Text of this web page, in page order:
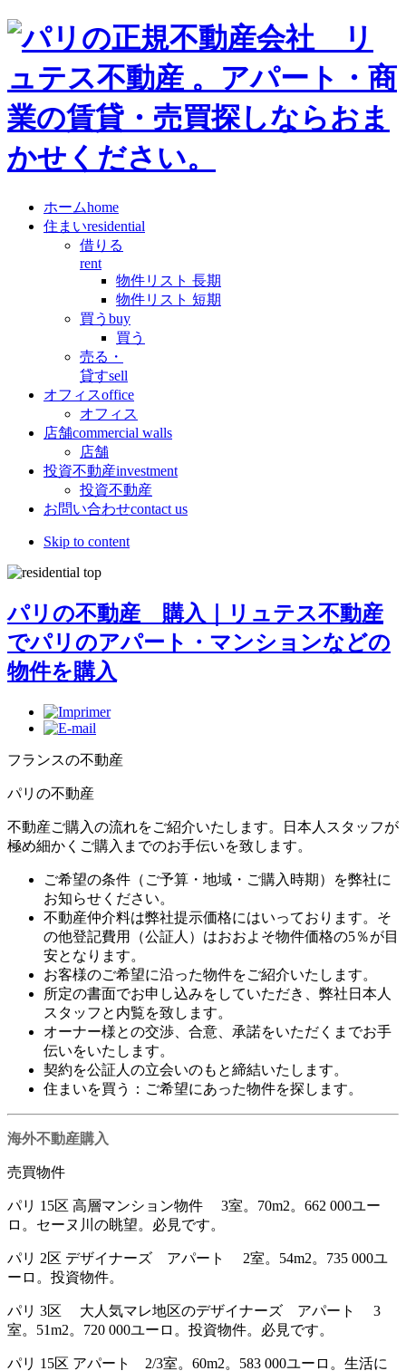
ホームhome
住まいresidential
借りる
rent
物件リスト 長期
物件リスト 短期
買う buy
買う
売る・
貸すsell
オフィスoffice
オフィス
店舗commercial walls
店舗
投資不動産investment
投資不動産
お問い合わせcontact us
Skip to content
パリの不動産 購入｜リュテス不動産
でパリのアパート・マンションなどの
物件を購入
フランスの不動産
パリの不動産
不動産ご購入の流れをご紹介いたします。日本人スタッフが
極め細かくご購入までのお手伝いを致します。
ご希望の条件（ご予算・地域・ご購入時期）を弊社に
お知らせください。
不動産仲介料は弊社提示価格にはいっております。そ
の他登記費用（公証人）はおおよそ物件価格の5％が目
安となります。
お客様のご希望に沿った物件をご紹介いたします。
所定の書面でお申し込みをしていただき、弊社日本人
スタッフと内覧を致します。
オーナー様との交渉、合意、承諾をいただくまでお手
伝いをいたします。
契約を公証人の立会いのもと締結いたします。
住まいを買う：ご希望にあった物件を探します。
海外不動産購入
売買物件
パリ 15区 高層マンション物件 3室。70m2。662 000ユー
ロ。セーヌ川の眺望。必見です。
パリ 2区 デザイナーズ アパート 2室。54m2。735 000ユ
ーロ。投資物件。
パリ 3区 大人気マレ地区のデザイナーズ アパート 3
室。51m2。720 000ユーロ。投資物件。必見です。
パリ 15区 アパート 2/3室。60m2。583 000ユーロ。生活に